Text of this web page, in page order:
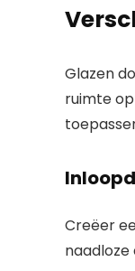
Glazen
ruimte
Creëer
naadloze